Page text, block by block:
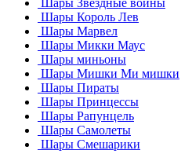
Шары Король Лев
Шары Марвел
Шары Микки Маус
Шары миньоны
Шары Мишки Ми мишки
Шары Пираты
Шары Принцессы
Шары Рапунцель
Шары Самолеты
Шары Смешарики